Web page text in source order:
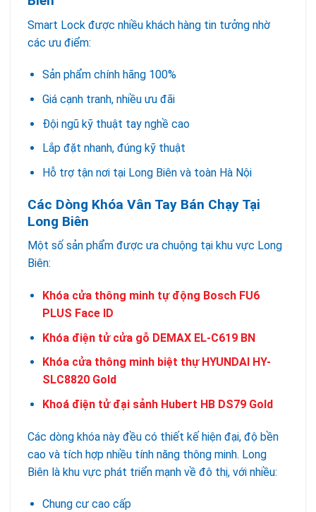
Smart Lock được nhiều khách hàng tin tưởng nhờ
các ưu điểm:
Sản phẩm chính hãng 100%
Giá cạnh tranh, nhiều ưu đãi
Đội ngũ kỹ thuật tay nghề cao
Lắp đặt nhanh, đúng kỹ thuật
Hỗ trợ tận nơi tại Long Biên và toàn Hà Nội
Các Dòng Khóa Vân Tay Bán Chạy Tại
Long Biên
Một số sản phẩm được ưa chuộng tại khu vực Long
Biên:
Khóa cửa thông minh tự động Bosch FU6
PLUS Face ID
Khóa điện tử cửa gỗ DEMAX EL-C619 BN
Khóa cửa thông minh biệt thự HYUNDAI HY-
SLC8820 Gold
Khoá điện tử đại sảnh Hubert HB DS79 Gold
Các dòng khóa này đều có thiết kế hiện đại, độ bền
cao và tích hợp nhiều tính năng thông minh. Long
Biên là khu vực phát triển mạnh về đô thị, với nhiều:
Chung cư cao cấp